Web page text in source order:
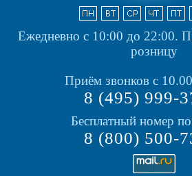
Ежедневно с 10:00 до 22:00.
розницу
Приём звонков с
8 (495) 999-
Бесплатный номер
8 (800) 500-